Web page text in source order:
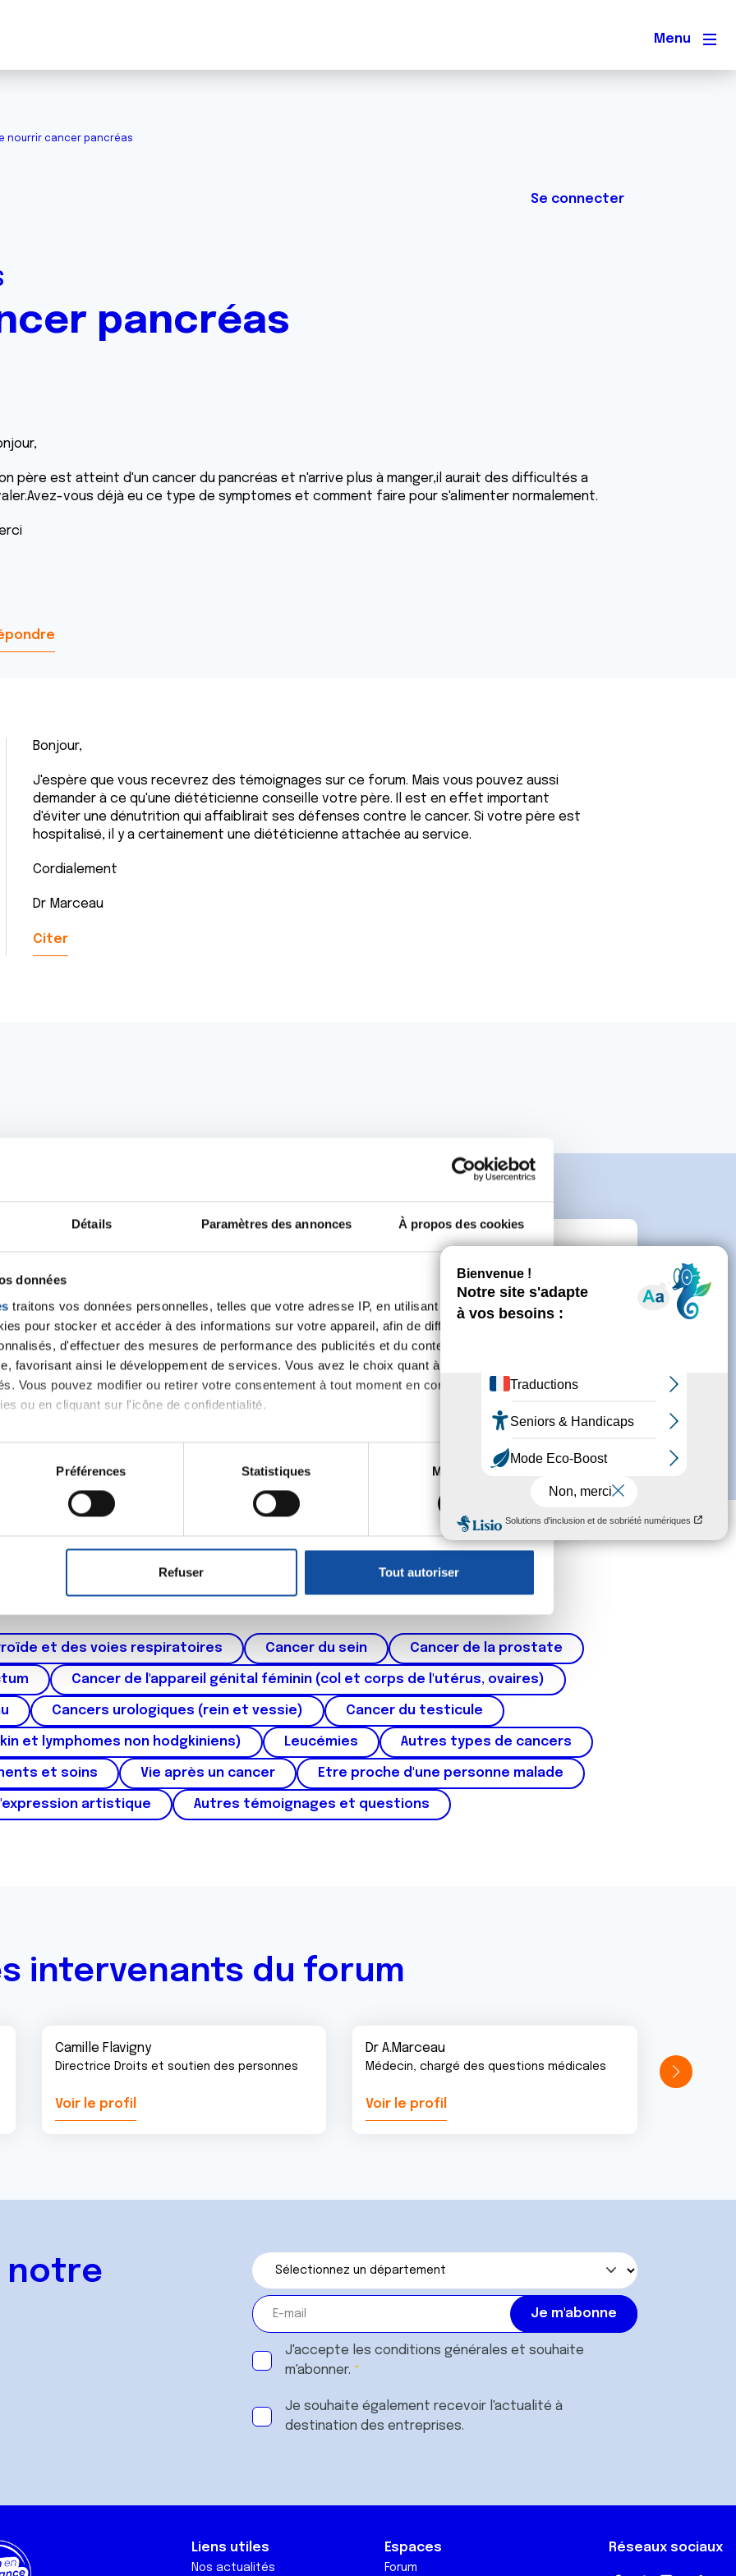
Détails Paramètres des annonces À propos des cookies
données
traitons vos données personnelles, telles que votre adresse IP, en utilisant des
pour stocker et accéder à des informations sur votre appareil, afin de diffuser des
d'effectuer des mesures de performance des publicités et du contenu, ainsi que de
favorisant ainsi le développement de services. Vous avez le choix quant à l'utilisation de
Vous pouvez modifier ou retirer votre consentement à tout moment en consultant la
ou en cliquant sur l'icône de confidentialité.
également :
sur votre localisation géographique qui peuvent être précises à plusieurs mètres près
de vos données personnelles et définir vos préférences, reportez-vous à lasection «
ou retirer votre consentement à tout moment à partir de la déclaration sur les cookies.
ont collectées lors de votre utilisation de leurs services.
Préférences Statistiques Marketing
Refuser Tout autoriser
Menu
nourrir cancer pancréas
Se connecter
pancréas
père est atteint d'un cancer du pancréas et n'arrive plus à manger,il aurait des difficultés a
vous déjà eu ce type de symptomes et comment faire pour s'alimenter normalement.
Bonjour,
J'espère que vous recevrez des témoignages sur ce forum. Mais vous pouvez aussi
demander à ce qu'une diététicienne conseille votre père. Il est en effet important
d'éviter une dénutrition qui affaiblirait ses défenses contre le cancer. Si votre père est
hospitalisé, il y a certainement une diététicienne attachée au service.
Cordialement
Dr Marceau
Citer
un commentaire
une nouvelle discussion vous aurez besoin de vous connecter ou de créer un compte.
Se connecter Créer un nouveau compte
Thématiques
et des voies respiratoires Cancer du sein Cancer de la prostate
Cancer de l'appareil génital féminin (col et corps de l'utérus, ovaires)
Cancers urologiques (rein et vessie) Cancer du testicule
et lymphomes non hodgkiniens) Leucémies Autres types de cancers
et soins Vie après un cancer Etre proche d'une personne malade
artistique Autres témoignages et questions
intervenants du forum
Camille Flavigny
Directrice Droits et soutien des personnes
Voir le profil
Dr A.Marceau
Médecin, chargé des questions médicales
Voir le profil
notre
J'accepte les conditions générales et souhaite
m'abonner.
Je souhaite également recevoir l'actualité à
destination des entreprises.
Liens utiles
Nos actualités
Espaces
Forum
Réseaux sociaux